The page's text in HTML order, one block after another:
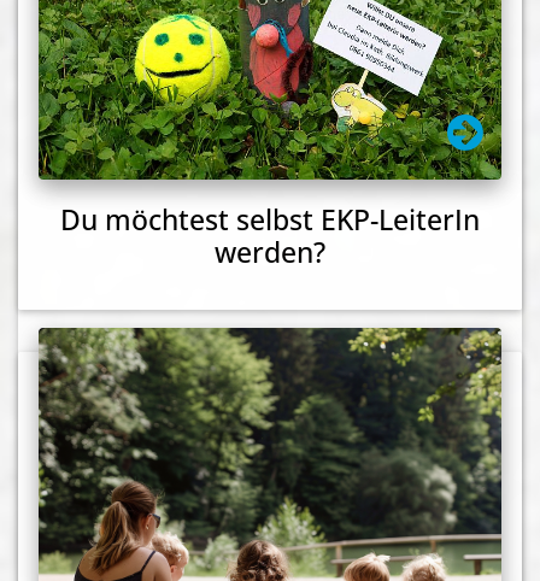
Du möchtest selbst EKP-LeiterIn
werden?